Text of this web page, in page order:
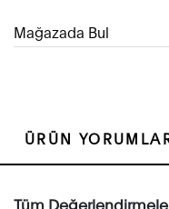
Mağazada Bul
ÜRÜN
Tüm